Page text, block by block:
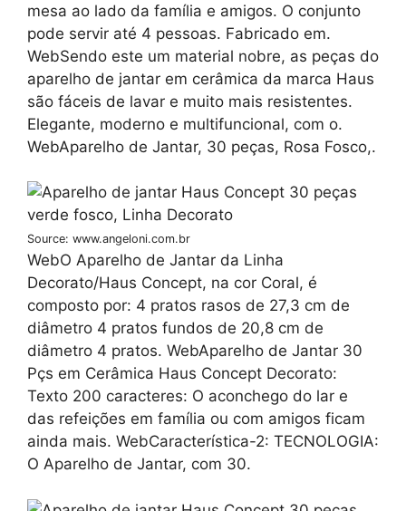
mesa ao lado da família e amigos. O conjunto
pode servir até 4 pessoas. Fabricado em.
WebSendo este um material nobre, as peças do
aparelho de jantar em cerâmica da marca Haus
são fáceis de lavar e muito mais resistentes.
Elegante, moderno e multifuncional, com o.
WebAparelho de Jantar, 30 peças, Rosa Fosco,.
Source: www.angeloni.com.br
WebO Aparelho de Jantar da Linha
Decorato/Haus Concept, na cor Coral, é
composto por: 4 pratos rasos de 27,3 cm de
diâmetro 4 pratos fundos de 20,8 cm de
diâmetro 4 pratos. WebAparelho de Jantar 30
Pçs em Cerâmica Haus Concept Decorato:
Texto 200 caracteres: O aconchego do lar e
das refeições em família ou com amigos ficam
ainda mais. WebCaracterística-2: TECNOLOGIA:
O Aparelho de Jantar, com 30.